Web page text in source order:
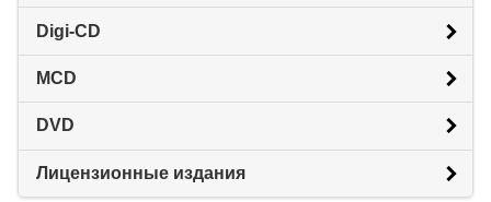
Digi-CD
MCD
DVD
Лицензионные издания